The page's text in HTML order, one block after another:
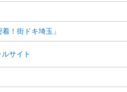
！街ドキ埼玉」
サイト